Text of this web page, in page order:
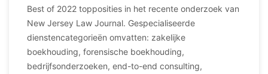
Best of 2022 topposities in het recente onderzoek van
New Jersey Law Journal. Gespecialiseerde
dienstencategorieën omvatten: zakelijke
boekhouding, forensische boekhouding,
bedrijfsonderzoeken, end-to-end consulting,